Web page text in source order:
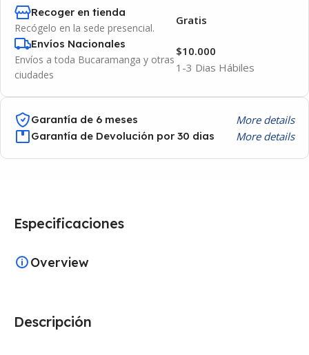
Recoger en tienda
Recógelo en la sede presencial.
Gratis
Envíos Nacionales
Envíos a toda Bucaramanga y otras
ciudades
1-3 Dias Hábiles
$10.000
Garantía de 6 meses More details
Garantía de Devolución por 30 dias More details
Descripción
Especificaciones
Overview